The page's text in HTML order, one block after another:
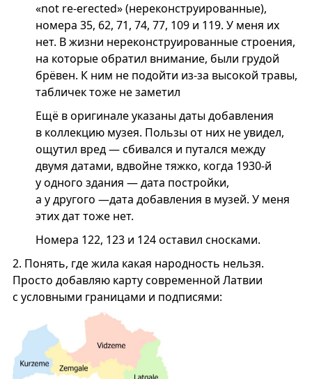
«not re-erected» (нереконструированные),
номера 35, 62, 71, 74, 77, 109 и 119. У меня их
нет. В жизни нереконструированные строения,
на которые обратил внимание, были грудой
брёвен. К ним не подойти из-за высокой травы,
табличек тоже не заметил
Ещё в оригинале указаны даты добавления
в коллекцию музея. Пользы от них не увидел,
ощутил вред — сбивался и путался между
двумя датами, вдвойне тяжко, когда 1930-й
у одного здания — дата постройки,
а у другого —дата добавления в музей. У меня
этих дат тоже нет.
Номера 122, 123 и 124 оставил сносками.
2. Понять, где жила какая народность нельзя.
Просто добавляю карту современной Латвии
с условными границами и подписями: